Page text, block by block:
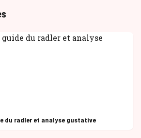
du radler et analyse gustative